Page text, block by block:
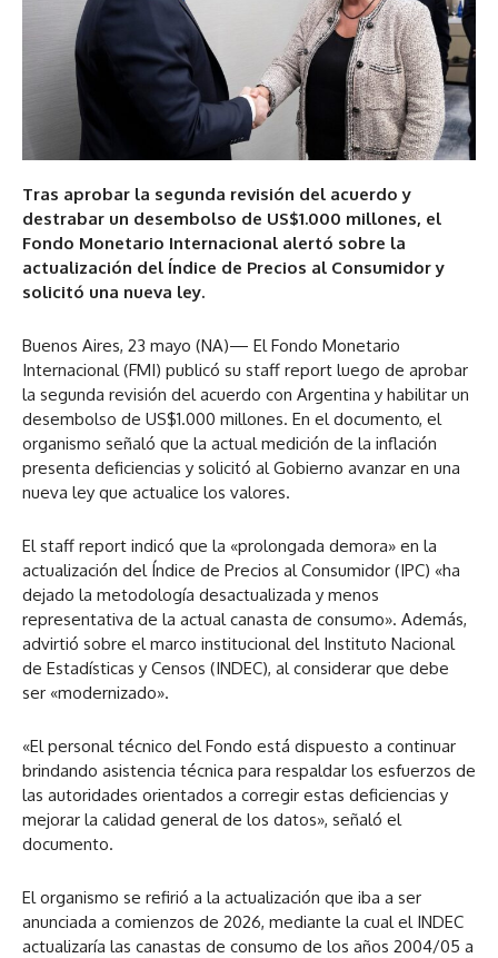
Tras aprobar la segunda revisión del acuerdo y
destrabar un desembolso de US$1.000 millones, el
Fondo Monetario Internacional alertó sobre la
actualización del Índice de Precios al Consumidor y
solicitó una nueva ley.
Buenos Aires, 23 mayo (NA)— El Fondo Monetario
Internacional (FMI) publicó su staff report luego de aprobar
la segunda revisión del acuerdo con Argentina y habilitar un
desembolso de US$1.000 millones. En el documento, el
organismo señaló que la actual medición de la inflación
presenta deficiencias y solicitó al Gobierno avanzar en una
nueva ley que actualice los valores.
El staff report indicó que la «prolongada demora» en la
actualización del Índice de Precios al Consumidor (IPC) «ha
dejado la metodología desactualizada y menos
representativa de la actual canasta de consumo». Además,
advirtió sobre el marco institucional del Instituto Nacional
de Estadísticas y Censos (INDEC), al considerar que debe
ser «modernizado».
«El personal técnico del Fondo está dispuesto a continuar
brindando asistencia técnica para respaldar los esfuerzos de
las autoridades orientados a corregir estas deficiencias y
mejorar la calidad general de los datos», señaló el
documento.
El organismo se refirió a la actualización que iba a ser
anunciada a comienzos de 2026, mediante la cual el INDEC
actualizaría las canastas de consumo de los años 2004/05 a